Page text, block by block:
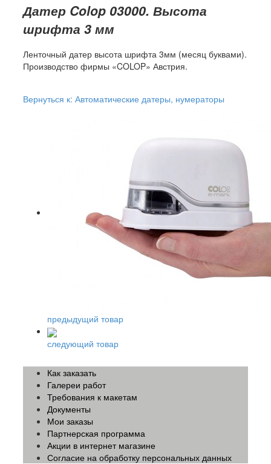
Датер Colop 03000. Высота
шрифта 3 мм
Ленточный датер высота шрифта 3мм (месяц буквами).
Производство фирмы «COLOP» Австрия.
Вернуться к: Автоматические датеры, нумераторы
предыдущий товар
следующий товар
Как заказать
Галереи работ
Требования к макетам
Документы
Мои заказы
Партнерская программа
Акции в интернет магазине
Согласие на обработку персональных данных